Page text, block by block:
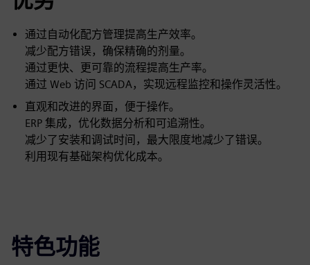
通过自动化配方管理提高生产效率。
减少配方错误，确保精确的剂量。
通过更快、更可靠的流程提高生产率。
通过 Web 访问 SCADA，实现远程监控和操作灵活性。
直观和改进的界面，便于操作。
ERP 集成，优化数据分析和可追溯性。
减少了安装和调试时间，最大限度地减少了错误。
利用现有基础架构优化成本。
特色功能